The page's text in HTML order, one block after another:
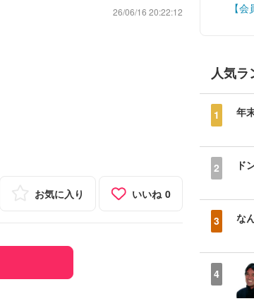
26/06/16 20:22:12
お気に入り いいね 0
【
人気ラ
1
年
2
ド
3 な
4